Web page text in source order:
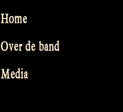
Home
Over de band
Media